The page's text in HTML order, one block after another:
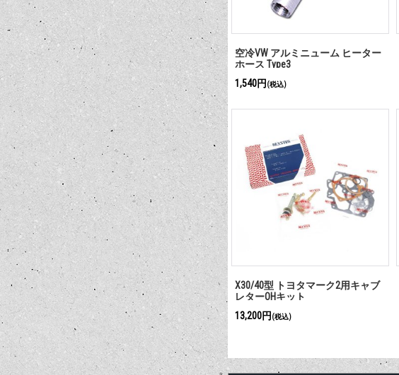
空冷VW アルミニューム ヒーター
ホース Type3
1,540円 (税込)
X30/40型 トヨタマーク2用キャブ
レターOHキット
13,200円 (税込)